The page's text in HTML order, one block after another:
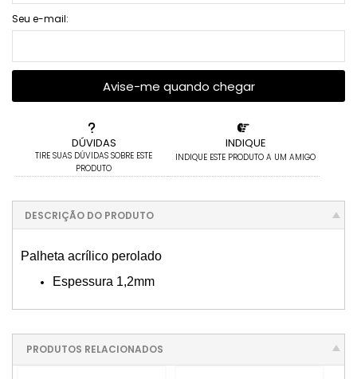
DÚVIDAS
TIRE SUAS DÚVIDAS SOBRE ESTE
PRODUTO
INDIQUE
INDIQUE ESTE PRODUTO A UM AMIGO
Seu e-mail:
Avise-me quando chegar
DESCRIÇÃO DO PRODUTO
Palheta acrílico perolado
Espessura 1,2mm
PRODUTOS RELACIONADOS